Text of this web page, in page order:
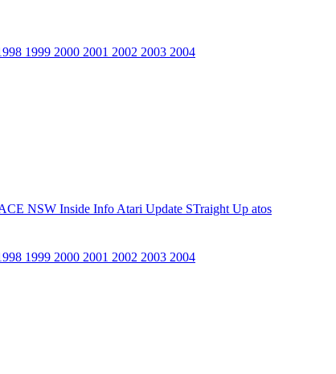
1999 2000 2001 2002 2003 2004
NSW Inside Info Atari Update STraight Up atos
1999 2000 2001 2002 2003 2004